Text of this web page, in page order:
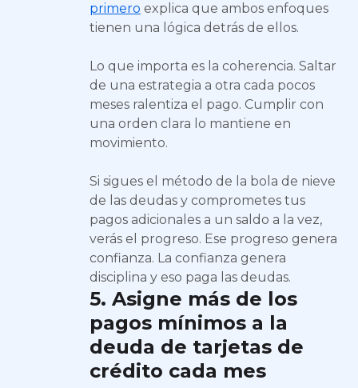
primero explica que ambos enfoques
tienen una lógica detrás de ellos.
Lo que importa es la coherencia. Saltar
de una estrategia a otra cada pocos
meses ralentiza el pago. Cumplir con
una orden clara lo mantiene en
movimiento.
Si sigues el método de la bola de nieve
de las deudas y comprometes tus
pagos adicionales a un saldo a la vez,
verás el progreso. Ese progreso genera
confianza. La confianza genera
disciplina y eso paga las deudas.
5. Asigne más de los
pagos mínimos a la
deuda de tarjetas de
crédito cada mes